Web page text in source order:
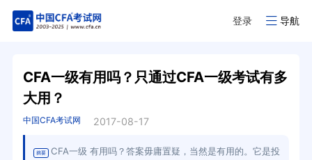
登录 导航
CFA一级有用吗？只通过CFA一级考试有多
大用？
中国CFA考试网 2017-08-17
摘要
CFA一级 有用吗？答案毋庸置疑，当然是有用的。它是投